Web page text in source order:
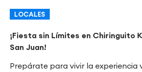
LOCALES
¡Fiesta sin Límites en Chiringuito
San Juan!
Prepárate para vivir la experiencia